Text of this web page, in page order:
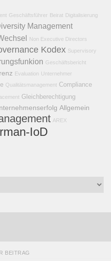
Geschäftsführer Beirat Digitalisierung
Management
Non Executive Directors
Kodex Supervisory
Geschäftsbericht
Evaluation Unternehmer
Qualitätsmanagement Compliance
Gleichberechtigung
Allgemein
AREX
IoD
BEITRAG